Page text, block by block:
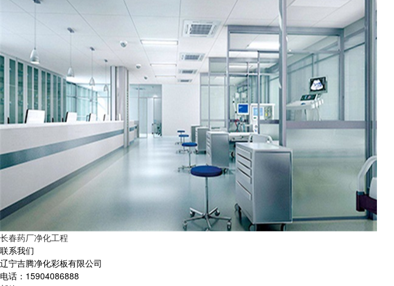
长春药厂净化工程
联系我们
辽宁吉腾净化彩板有限公司
电话：15904086888